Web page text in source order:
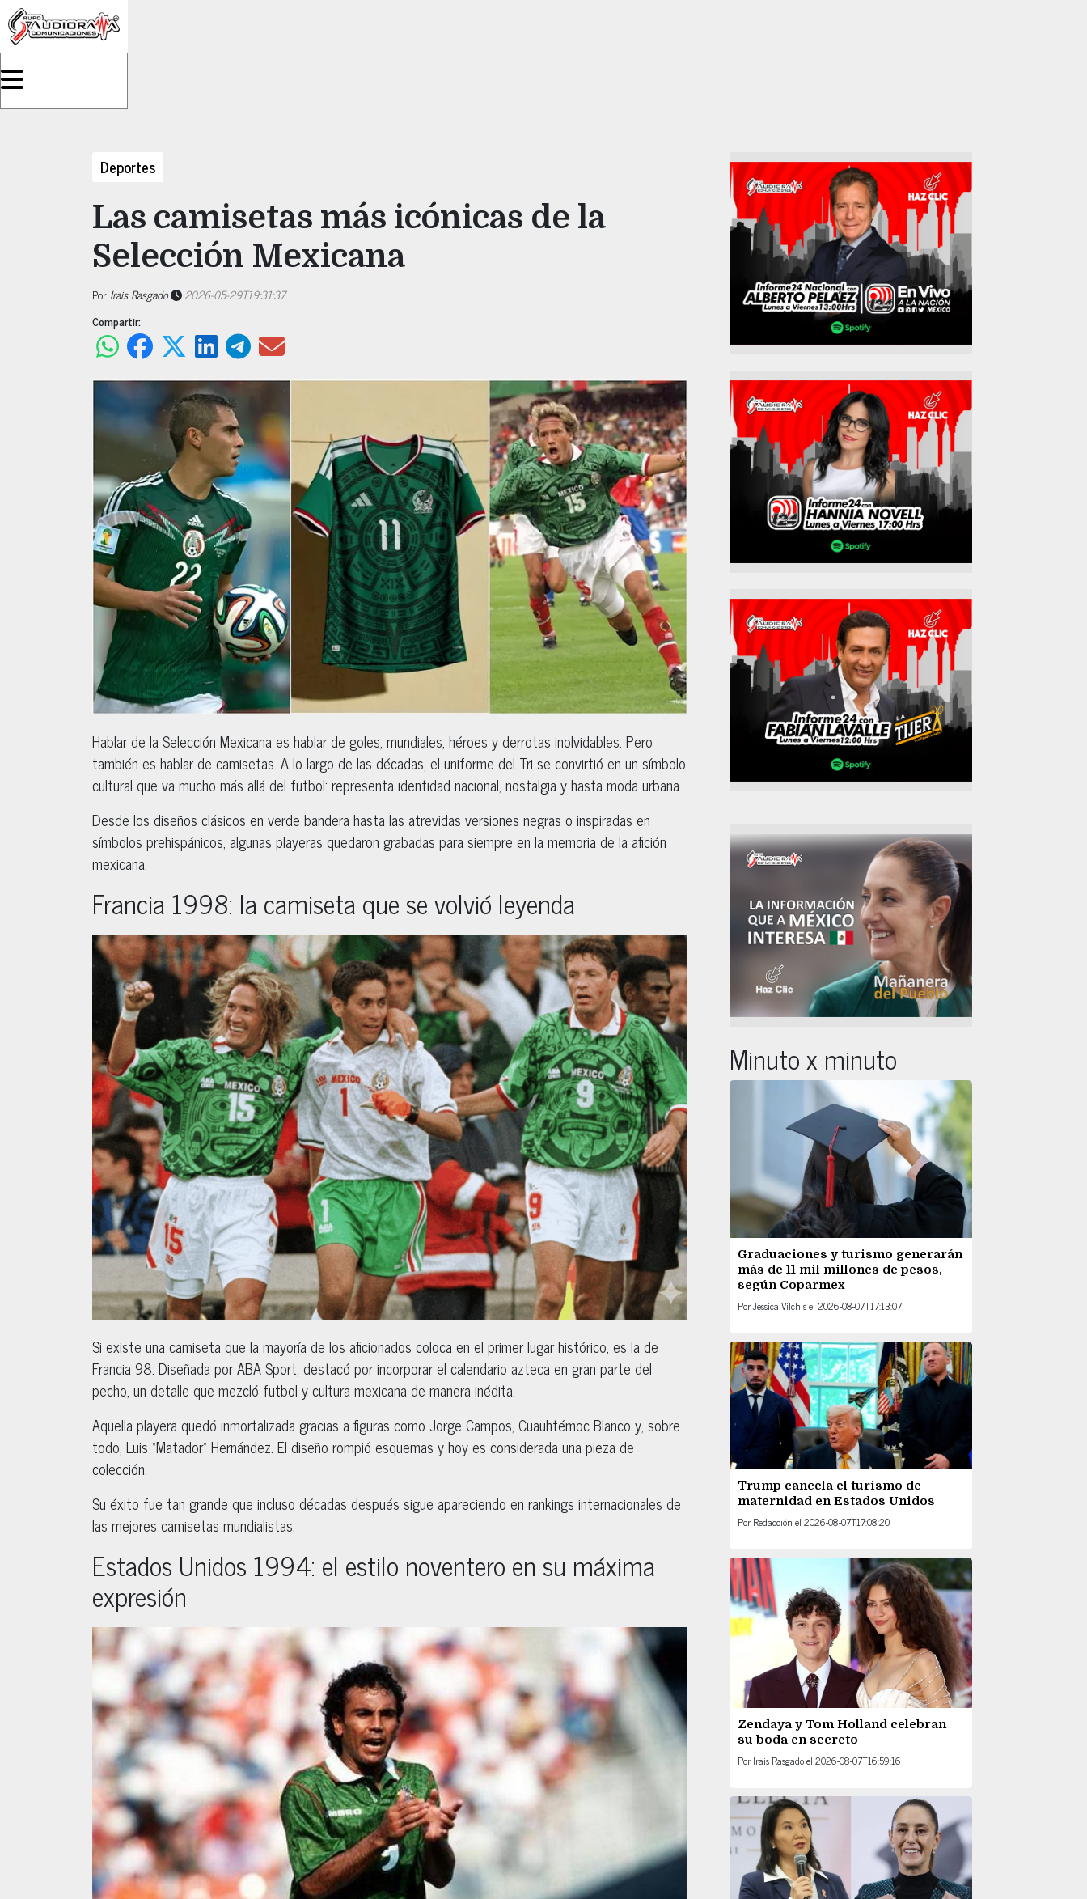
Deportes
Las camisetas más icónicas de la
Selección Mexicana
Por Irais Rasgado
2026-05-29T19:31:37
Compartir:
Hablar de la Selección Mexicana es hablar de goles, mundiales, héroes y derrotas inolvidables. Pero
también es hablar de camisetas. A lo largo de las décadas, el uniforme del Tri se convirtió en un símbolo
cultural que va mucho más allá del futbol: representa identidad nacional, nostalgia y hasta moda urbana.
Desde los diseños clásicos en verde bandera hasta las atrevidas versiones negras o inspiradas en
símbolos prehispánicos, algunas playeras quedaron grabadas para siempre en la memoria de la afición
mexicana.
Francia 1998: la camiseta que se volvió leyenda
Si existe una camiseta que la mayoría de los aficionados coloca en el primer lugar histórico, es la de
Francia 98. Diseñada por ABA Sport, destacó por incorporar el calendario azteca en gran parte del
pecho, un detalle que mezcló futbol y cultura mexicana de manera inédita.
Aquella playera quedó inmortalizada gracias a figuras como Jorge Campos, Cuauhtémoc Blanco y, sobre
todo, Luis “Matador” Hernández. El diseño rompió esquemas y hoy es considerada una pieza de
colección.
Su éxito fue tan grande que incluso décadas después sigue apareciendo en rankings internacionales de
las mejores camisetas mundialistas.
Estados Unidos 1994: el estilo noventero en su máxima
expresión
Minuto x minuto
Graduaciones y turismo generarán
más de 11 mil millones de pesos,
según Coparmex
PorJessica Vilchisel 2026-08-07T17:13:07
Trump cancela el turismo de
maternidad en Estados Unidos
Por Redacción el 2026-08-07T17:08:20
Zendaya y Tom Holland celebran
su boda en secreto
Por Irais Rasgadoel 2026-08-07T16:59:16